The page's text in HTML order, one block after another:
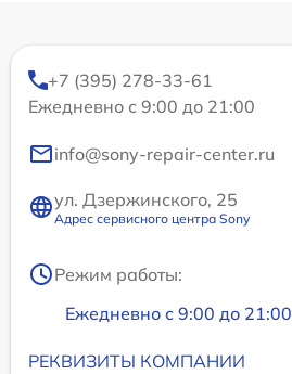
+7 (395) 278-33-61
Ежедневно с 9:00 до 21:00
info@sony-repair-center.ru
ул. Дзержинского, 25
Адрес сервисного центра Sony
Режим работы:
Ежедневно с 9:00 до 21:00
РЕКВИЗИТЫ КОМПАНИИ